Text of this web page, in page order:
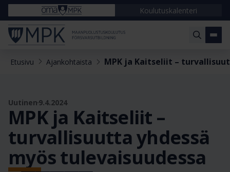
Koulutuskalenteri
Etusivu Ajankohtaista MPK ja Kaitseliit –
Uutinen 9.4.2024
MPK ja Kaitseliit –
turvallisuutta yhdessä
myös tulevaisuudessa